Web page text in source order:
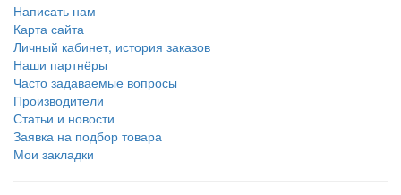
Написать нам
Карта сайта
Личный кабинет, история заказов
Наши партнёры
Часто задаваемые вопросы
Производители
Статьи и новости
Заявка на подбор товара
Мои закладки